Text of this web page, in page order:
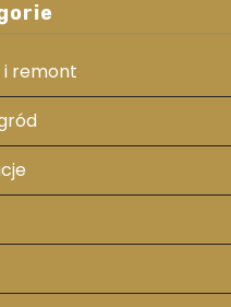
i remont